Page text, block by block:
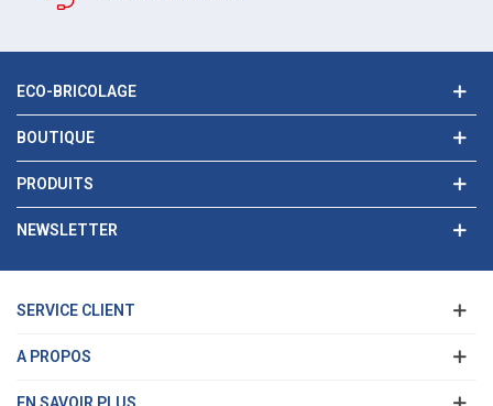
ECO-BRICOLAGE
BOUTIQUE
PRODUITS
NEWSLETTER
SERVICE CLIENT
A PROPOS
EN SAVOIR PLUS